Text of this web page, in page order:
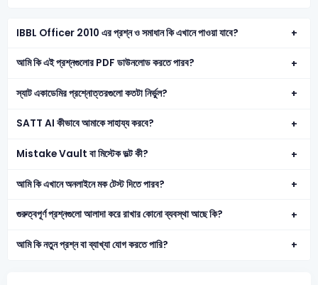
IBBL Officer 2010 এর প্রশ্ন ও সমাধান কি এখানে পাওয়া যাবে?
আমি কি এই প্রশ্নগুলোর PDF ডাউনলোড করতে পারব?
স্যাট একাডেমির প্রশ্নোত্তরগুলো কতটা নির্ভুল?
SATT AI কীভাবে আমাকে সাহায্য করবে?
Mistake Vault বা মিস্টেক ভল্ট কী?
আমি কি এখানে অনলাইনে মক টেস্ট দিতে পারব?
গুরুত্বপূর্ণ প্রশ্নগুলো আলাদা করে রাখার কোনো ব্যবস্থা আছে কি?
আমি কি নতুন প্রশ্ন বা ব্যাখ্যা যোগ করতে পারি?